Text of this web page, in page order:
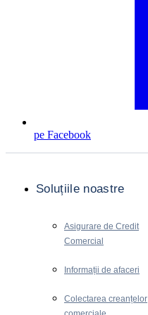
pe Facebook
Soluțiile noastre
Asigurare de Credit
Comercial
Informații de afaceri
Colectarea creanțelor